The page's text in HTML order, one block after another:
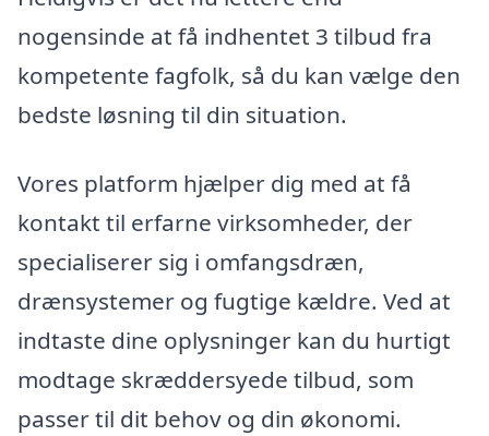
nogensinde at få indhentet 3 tilbud fra
kompetente fagfolk, så du kan vælge den
bedste løsning til din situation.
Vores platform hjælper dig med at få
kontakt til erfarne virksomheder, der
specialiserer sig i omfangsdræn,
drænsystemer og fugtige kældre. Ved at
indtaste dine oplysninger kan du hurtigt
modtage skræddersyede tilbud, som
passer til dit behov og din økonomi.